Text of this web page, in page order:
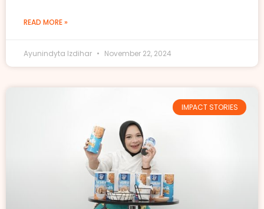
READ MORE »
Ayunindyta Izdihar November 22, 2024
IMPACT STORIES